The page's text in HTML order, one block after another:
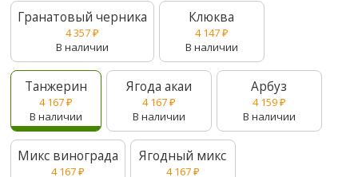
Гранатовый черника
4 357₽
В наличии
Клюква
4 147₽
В наличии
Танжерин
4 167₽
В наличии
Ягода акаи
4 167₽
В наличии
Арбуз
4 159₽
В наличии
Микс винограда
4 167₽
Ягодный микс
4 167₽